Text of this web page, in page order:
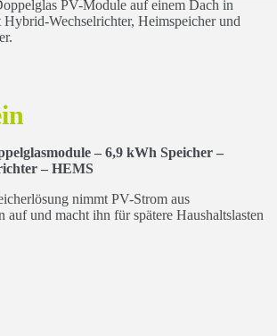
– 6,9 kWh Speicher –
– HEMS
nimmt PV-Strom aus
auf und macht ihn für spätere Haushaltslasten